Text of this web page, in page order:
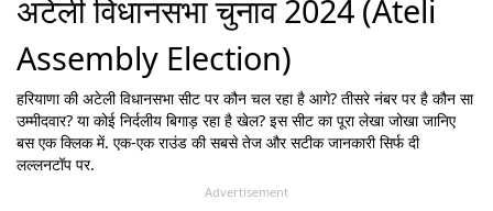
अटेली विधानसभा चुनाव 2024 (Ateli
Assembly Election)
हरियाणाकी अटेलीविधानसभा सीट पर कौन चल रहा है आगे? तीसरे नंबर पर है कौन सा
उम्मीदवार? या कोई निर्दलीय बिगाड़ रहा है खेल? इस सीट का पूरा लेखा जोखा जानिए
बस एक क्लिक में. एक-एक राउंड की सबसे तेज और सटीक जानकारी सिर्फ दी
लल्लनटॉप पर.
Advertisement